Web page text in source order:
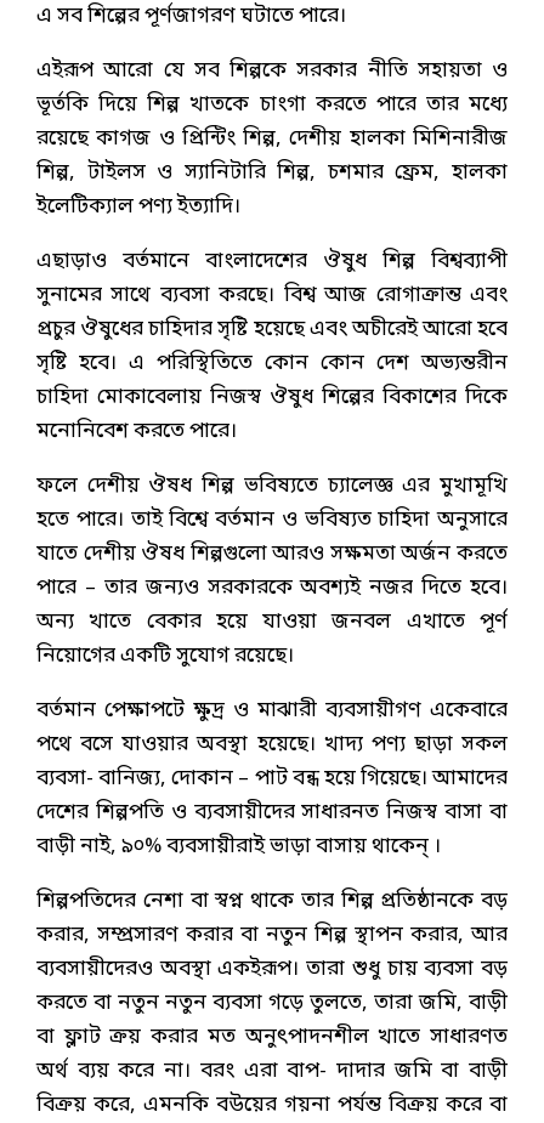
এ সব শিল্পের পূর্ণজাগরণ ঘটাতে পারে।
এইরূপ আরো যে সব শিল্পকে সরকার নীতি সহায়তা ও
ভূর্তকি দিয়ে শিল্প খাতকে চাংগা করতে পারে তার মধ্যে
রয়েছে কাগজ ও প্রিন্টিং শিল্প, দেশীয় হালকা মিশিনারীজ
শিল্প, টাইলস ও স্যানিটারি শিল্প, চশমার ফ্রেম, হালকা
ইলেটিক্যাল পণ্য ইত্যাদি।
এছাড়াও বর্তমানে বাংলাদেশের ঔষুধ শিল্প বিশ্বব্যাপী
সুনামের সাথে ব্যবসা করছে। বিশ্ব আজ রোগাক্রান্ত এবং
প্রচুর ঔষুধের চাহিদার সৃষ্টি হয়েছে এবং অচীরেই আরো হবে
সৃষ্টি হবে। এ পরিস্থিতিতে কোন কোন দেশ অভ্যন্তরীন
চাহিদা মোকাবেলায় নিজস্ব ঔষুধ শিল্পের বিকাশের দিকে
মনোনিবেশ করতে পারে।
ফলে দেশীয় ঔষধ শিল্প ভবিষ্যতে চ্যালেজ্ঞ এর মুখামূখি
হতে পারে। তাই বিশ্বে বর্তমান ও ভবিষ্যত চাহিদা অনুসারে
যাতে দেশীয় ঔষধ শিল্পগুলো আরও সক্ষমতা অর্জন করতে
পারে – তার জন্যও সরকারকে অবশ্যই নজর দিতে হবে।
অন্য খাতে বেকার হয়ে যাওয়া জনবল এখাতে পূর্ণ
নিয়োগের একটি সুযোগ রয়েছে।
বর্তমান পেক্ষাপটে ক্ষুদ্র ও মাঝারী ব্যবসায়ীগণ একেবারে
পথে বসে যাওয়ার অবস্থা হয়েছে। খাদ্য পণ্য ছাড়া সকল
ব্যবসা- বানিজ্য, দোকান – পাট বন্ধ হয়ে গিয়েছে। আমাদের
দেশের শিল্পপতি ও ব্যবসায়ীদের সাধারনত নিজস্ব বাসা বা
বাড়ী নাই, ৯০% ব্যবসায়ীরাই ভাড়া বাসায় থাকেন্ ।
শিল্পপতিদের নেশা বা স্বপ্ন থাকে তার শিল্প প্রতিষ্ঠানকে বড়
করার, সম্প্রসারণ করার বা নতুন শিল্প স্থাপন করার, আর
ব্যবসায়ীদেরও অবস্থা একইরূপ। তারা শুধু চায় ব্যবসা বড়
করতে বা নতুন নতুন ব্যবসা গড়ে তুলতে, তারা জমি, বাড়ী
বা ফ্লাট ক্রয় করার মত অনুৎপাদনশীল খাতে সাধারণত
অর্থ ব্যয় করে না। বরং এরা বাপ- দাদার জমি বা বাড়ী
বিক্রয় করে, এমনকি বউয়ের গয়না পর্যন্ত বিক্রয় করে বা